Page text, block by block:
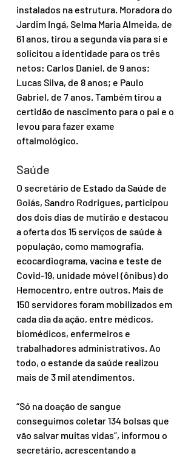
instalados na estrutura. Moradora do
Jardim Ingá, Selma Maria Almeida, de
61 anos, tirou a segunda via para si e
solicitou a identidade para os três
netos: Carlos Daniel, de 9 anos;
Lucas Silva, de 8 anos; e Paulo
Gabriel, de 7 anos. Também tirou a
certidão de nascimento para o pai e o
levou para fazer exame
oftalmológico.
Saúde
O secretário de Estado da Saúde de
Goiás, Sandro Rodrigues, participou
dos dois dias de mutirão e destacou
a oferta dos 15 serviços de saúde à
população, como mamografia,
ecocardiograma, vacina e teste de
Covid-19, unidade móvel (ônibus) do
Hemocentro, entre outros. Mais de
150 servidores foram mobilizados em
cada dia da ação, entre médicos,
biomédicos, enfermeiros e
trabalhadores administrativos. Ao
todo, o estande da saúde realizou
mais de 3 mil atendimentos.
“Só na doação de sangue
conseguimos coletar 134 bolsas que
vão salvar muitas vidas”, informou o
secretário, acrescentando a